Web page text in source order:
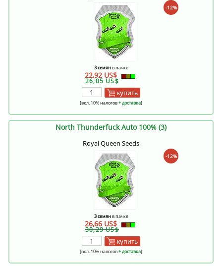
-12%
3 семянв пачке
22,92 US$
26,05 US$
купить
[вкл. 10% налогов+ доставка]
North Thunderfuck Auto 100% (3)
Royal Queen Seeds
-12%
3 семянв пачке
26,66 US$
30,29 US$
купить
[вкл. 10% налогов+ доставка]